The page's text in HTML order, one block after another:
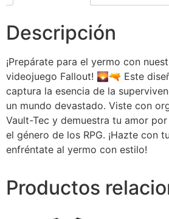
Descripción
¡Prepárate para el yermo con
videojuego Fallout! 🌄🔫 Este
captura la esencia de la
un mundo devastado. Viste con
Vault-Tec y demuestra tu amor
el género de los RPG. ¡Hazte con
enfréntate al yermo con estilo!
Productos